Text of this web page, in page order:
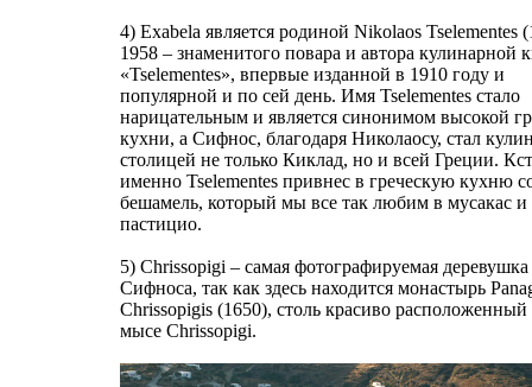
4) Exabela является родиной Nikolaos Tselementes
1958 – знаменитого повара и автора кулинарной
«Tselementes», впервые изданной в 1910 году и
популярной и по сей день. Имя Tselementes стало
нарицательным и является синонимом высокой
кухни, а Сифнос, благодаря Николаосу, стал
столицей не только Киклад, но и всей Греции.
именно Tselementes привнес в греческую кухню
бешамель, который мы все так любим в мусакас и
пастицио.
5) Chrissopigi – самая фотографируемая деревушка
Сифноса, так как здесь находится монастырь
Chrissopigis (1650), столь красиво расположенный
мысе Chrissopigi.